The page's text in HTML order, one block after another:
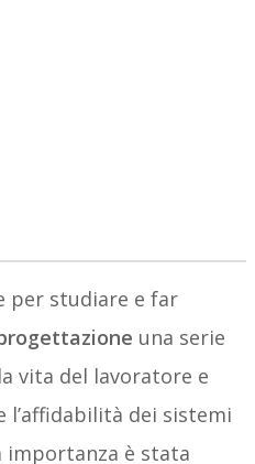
per studiare e far
una serie
vita del lavoratore e
l’affidabilità dei sistemi
importanza è stata